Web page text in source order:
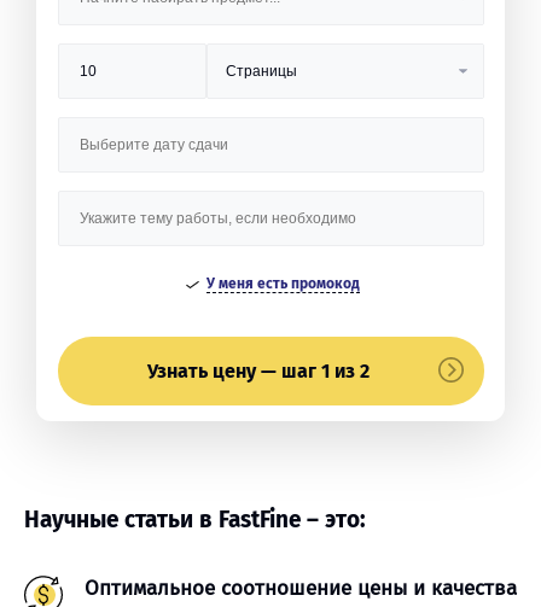
У меня есть промокод
Узнать цену — шаг 1 из 2
Научные статьи в FastFine – это:
Оптимальное соотношение цены и качества